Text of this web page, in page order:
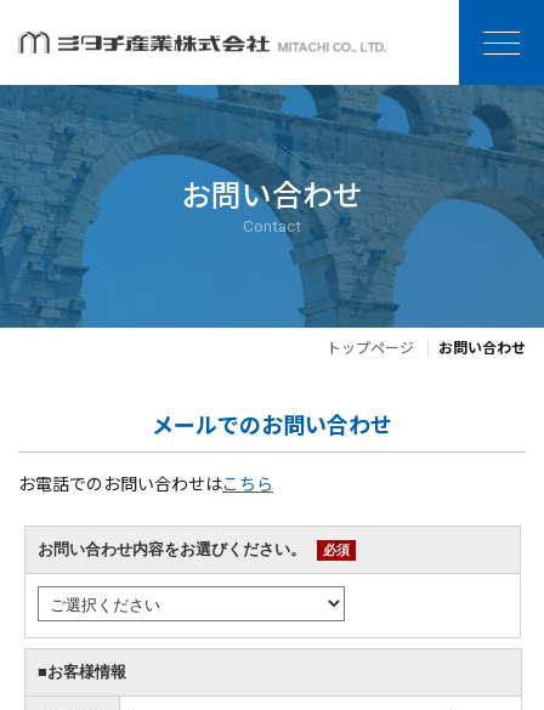
お問い合わせ
Contact
トップページ お問い合わせ
メールでのお問い合わせ
お電話でのお問い合わせはこちら
お問い合わせ内容をお選びください。 必須
■お客様情報